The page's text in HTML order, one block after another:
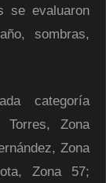
se evaluaron
sombras,
categoría
Torres, Zona
Zona
Zona 57;